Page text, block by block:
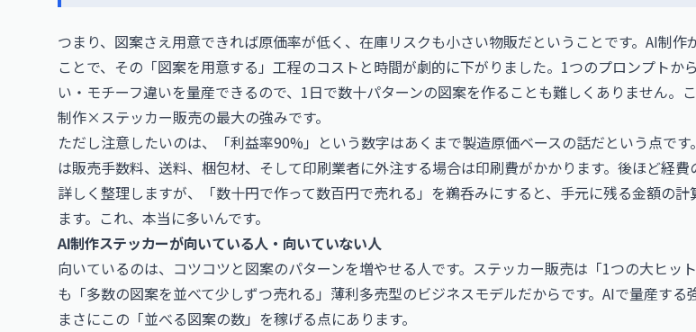
つまり、図案さえ用意できれば原価率が低く、在庫リスクも小さい物販だということです。AI制作
ことで、その「図案を用意する」工程のコストと時間が劇的に下がりました。1つのプロンプトか
い・モチーフ違いを量産できるので、1日で数十パターンの図案を作ることも難しくありません。
制作×ステッカー販売の最大の強みです。
ただし注意したいのは、「利益率90%」という数字はあくまで製造原価ベースの話だという点です
は販売手数料、送料、梱包材、そして印刷業者に外注する場合は印刷費がかかります。後ほど経費
詳しく整理しますが、「数十円で作って数百円で売れる」を鵜呑みにすると、手元に残る金額の計
ます。これ、本当に多いんです。
AI制作ステッカーが向いている人・向いていない人
向いているのは、コツコツと図案のパターンを増やせる人です。ステッカー販売は「1つの大ヒッ
も「多数の図案を並べて少しずつ売れる」薄利多売型のビジネスモデルだからです。AIで量産する
まさにこの「並べる図案の数」を稼げる点にあります。